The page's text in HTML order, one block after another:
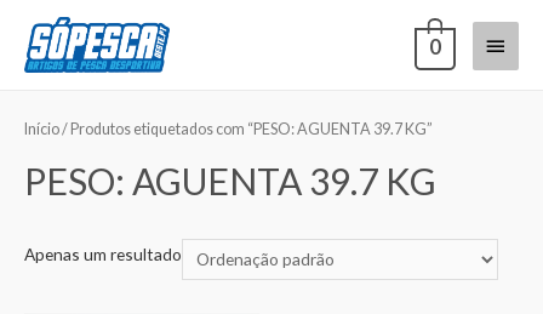
0
Início/ Produtos etiquetados com “PESO: AGUENTA 39.7 KG”
PESO: AGUENTA 39.7 KG
Apenas um resultado